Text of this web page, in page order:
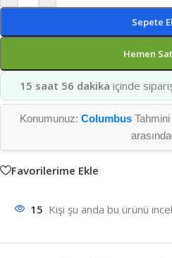
Sepete
Hemen
15 saat 56 dakika içinde
Konumunuz: ColumbusTahmini
Favorilerime Ekle
15 Kişi şu anda bu ürünü